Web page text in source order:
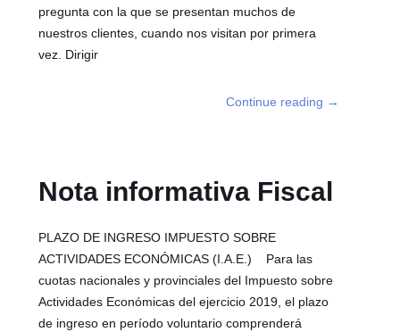
pregunta con la que se presentan muchos de
nuestros clientes, cuando nos visitan por primera
vez. Dirigir
Continue reading →
Nota informativa Fiscal
PLAZO DE INGRESO IMPUESTO SOBRE
ACTIVIDADES ECONÓMICAS (I.A.E.) Para las
cuotas nacionales y provinciales del Impuesto sobre
Actividades Económicas del ejercicio 2019, el plazo
de ingreso en período voluntario comprenderá